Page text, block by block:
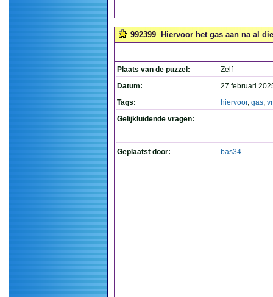
992399 Hiervoor het gas aan na al
Plaats van de puzzel:
Zelf
Datum:
27 februari
Tags:
hiervoor, gas,
Gelijkluidende vragen:
Geplaatst door: bas34